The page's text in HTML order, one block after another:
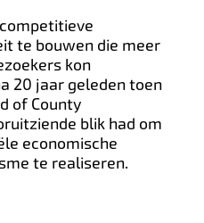
te bouwen die meer
kon
20 jaar geleden toen
of County
blik had om
economische
te realiseren.